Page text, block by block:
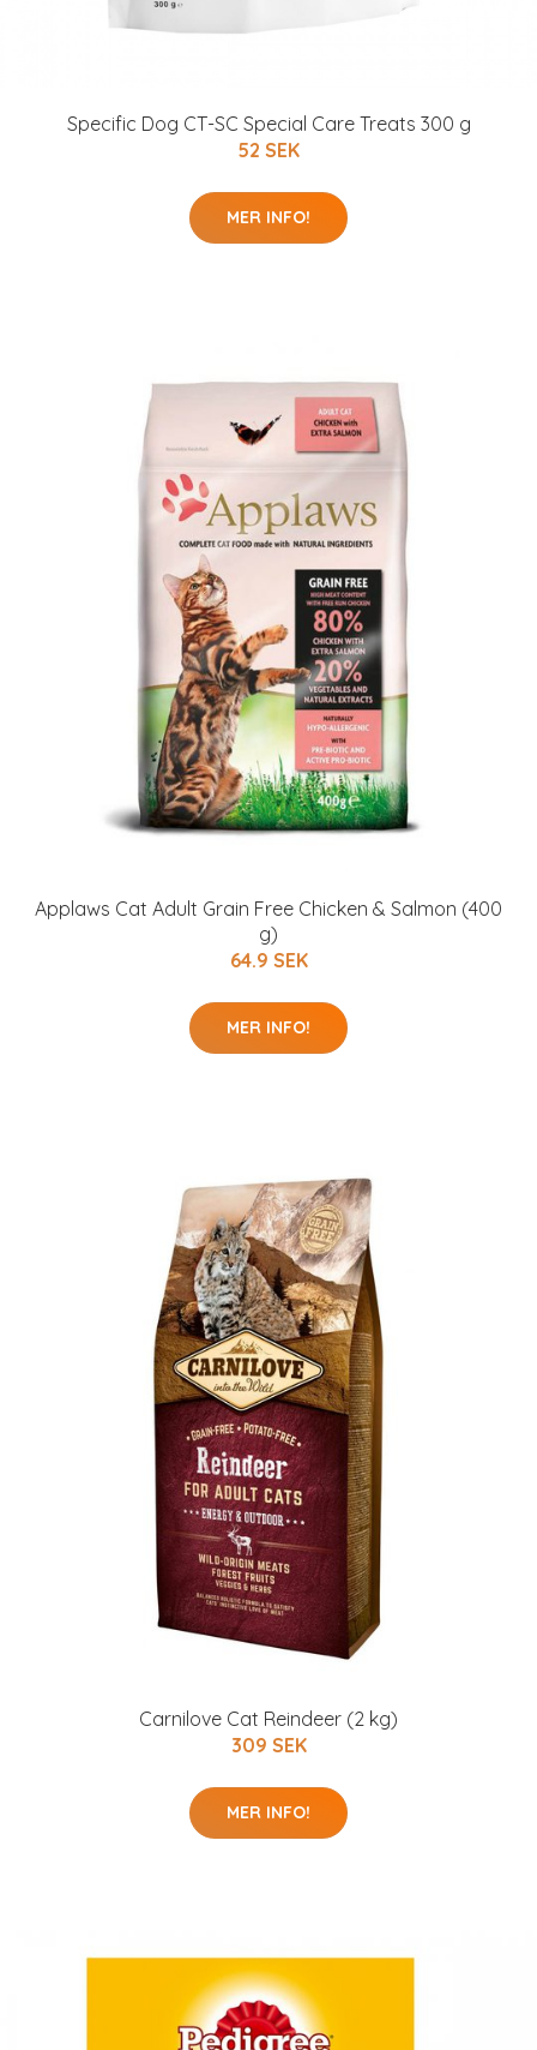
Specific Dog CT-SC Special Care Treats 300 g
52 SEK
MER INFO!
Applaws Cat Adult Grain Free Chicken & Salmon (400
g)
64.9 SEK
MER INFO!
Carnilove Cat Reindeer (2 kg)
309 SEK
MER INFO!